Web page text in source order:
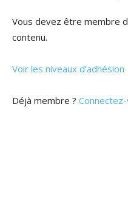
Vous devez être membre
contenu.
Voir les niveaux d’adhésion
Déjà membre ?